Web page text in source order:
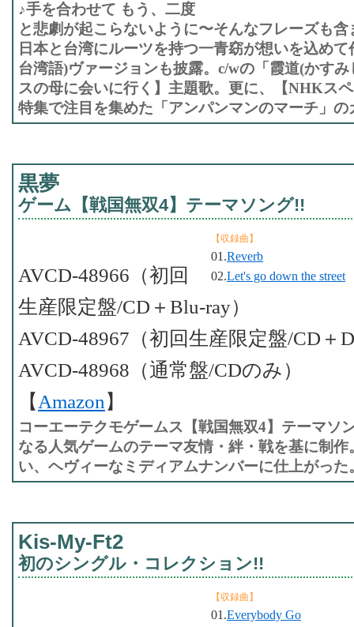
♪手を合わせて もう、二度
と悲劇が起こらないように〜そんなフレーズも
日本と台湾にルーツを持つ一青窈が想いを込め
台湾語)ヴァージョンも披露。c/wの「霞道(かす
スの母に会いに行く】主題歌。更に、【NHKス
特集で注目を集めた「アンパンマンのマーチ」の
黒夢
ゲーム【戦国無双4】テーマソング!!
【収録曲】
01.Reverb
02.Let's go down the street
AVCD-48966（初回
生産限定盤/CD＋Blu-ray）
AVCD-48967（初回生産限定盤/CD＋
AVCD-48968（通常盤/CDのみ）
【 Amazon 】
コーエーテクモゲームス【戦国無双4】テーマソ
なる人気ゲームのテーマ友情・絆・戦を基に制
い、ヘヴィーなミディアムナンバーに仕上がっ
Kis-My-Ft2
初のシングル・コレクション!!
【収録曲】
01.Everybody Go